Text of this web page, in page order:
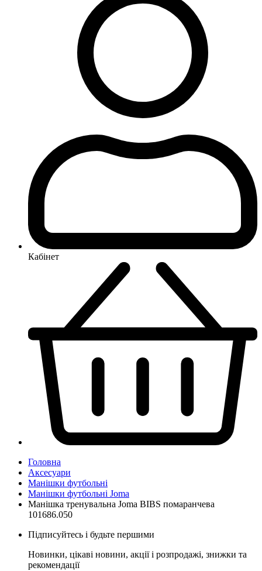
Кабінет
Головна
Аксесуари
Манішки футбольні
Манішки футбольні Joma
Манішка тренувальна Joma BIBS помаранчева
101686.050
Підписуйтесь і будьте першими
Новинки, цікаві новини, акції і розпродажі, знижки та
рекомендації